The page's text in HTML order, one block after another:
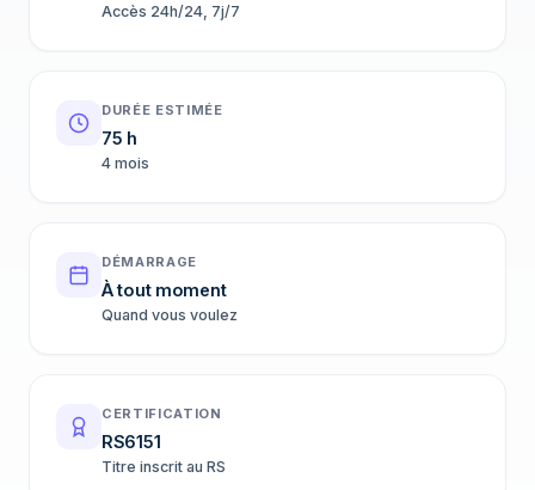
Accès 24h/24, 7j/7
DURÉE ESTIMÉE
75 h
4 mois
DÉMARRAGE
À tout moment
Quand vous voulez
CERTIFICATION
RS6151
Titre inscrit au RS